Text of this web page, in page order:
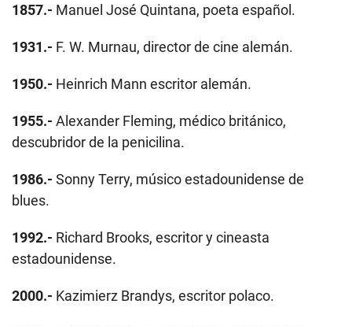
1857.- Manuel José Quintana, poeta español.
1931.- F. W. Murnau, director de cine alemán.
1950.- Heinrich Mann escritor alemán.
1955.- Alexander Fleming, médico británico,
descubridor de la penicilina.
1986.- Sonny Terry, músico estadounidense de
blues.
1992.- Richard Brooks, escritor y cineasta
estadounidense.
2000.- Kazimierz Brandys, escritor polaco.